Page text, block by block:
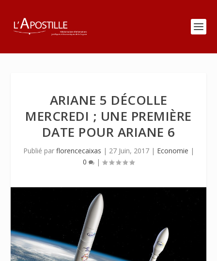
ARIANE 5 DÉCOLLE
MERCREDI ; UNE PREMIÈRE
DATE POUR ARIANE 6
Publié par florencecaixas | 27 Juin, 2017| Economie |
0
|